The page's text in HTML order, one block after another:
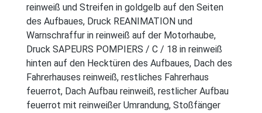
reinweiß und Streifen in goldgelb auf den Seiten
des Aufbaues, Druck REANIMATION und
Warnschraffur in reinweiß auf der Motorhaube,
Druck SAPEURS POMPIERS / C / 18 in reinweiß
hinten auf den Hecktüren des Aufbaues, Dach des
Fahrerhauses reinweiß, restliches Fahrerhaus
feuerrot, Dach Aufbau reinweiß, restlicher Aufbau
feuerrot mit reinweißer Umrandung, Stoßfänger